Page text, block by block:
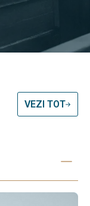
VEZI TOT